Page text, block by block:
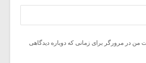
من در مرورگر برای زمانی که دوباره دیدگاهی